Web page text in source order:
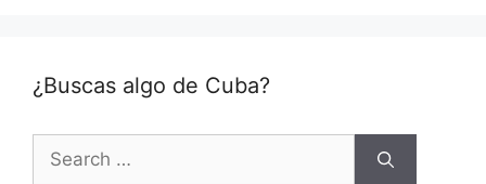
¿Buscas algo de Cuba?
Search
for: